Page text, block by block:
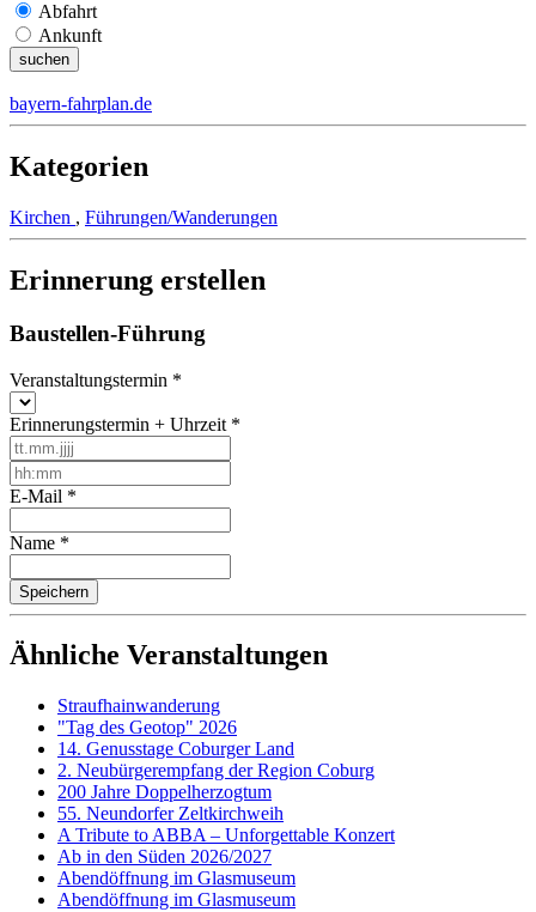
Abfahrt
Ankunft
bayern-fahrplan.de
Kategorien
Kirchen , Führungen/Wanderungen
Erinnerung erstellen
Baustellen-Führung
Veranstaltungstermin *
Erinnerungstermin + Uhrzeit *
E-Mail *
Name *
Ähnliche Veranstaltungen
Straufhainwanderung
"Tag des Geotop" 2026
14. Genusstage Coburger Land
2. Neubürgerempfang der Region Coburg
200 Jahre Doppelherzogtum
55. Neundorfer Zeltkirchweih
A Tribute to ABBA – Unforgettable Konzert
Ab in den Süden 2026/2027
Abendöffnung im Glasmuseum
Abendöffnung im Glasmuseum